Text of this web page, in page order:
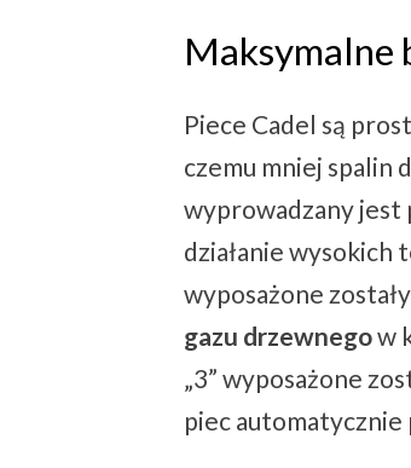
Maksymalne
Piece Cadel są
czemu mniej spalin
wyprowadzany
działanie wysokich
wyposażone
gazu drzewnegow
„3” wyposażone
piec